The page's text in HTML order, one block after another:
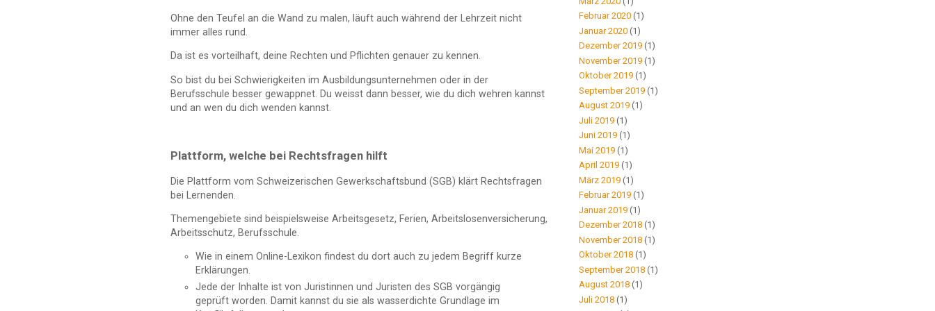
Ohne den Teufel an die Wand zu malen, läuft auch während der Lehrzeit nicht
immer alles rund.
Da ist es vorteilhaft, deine Rechten und Pflichten genauer zu kennen.
So bist du bei Schwierigkeiten im Ausbildungsunternehmen oder in der
Berufsschule besser gewappnet. Du weisst dann besser, wie du dich wehren kannst
und an wen du dich wenden kannst.
Plattform, welche bei Rechtsfragen hilft
Die Plattform vom Schweizerischen Gewerkschaftsbund (SGB) klärt Rechtsfragen
bei Lernenden.
Themengebiete sind beispielsweise Arbeitsgesetz, Ferien, Arbeitslosenversicherung,
Arbeitsschutz, Berufsschule.
Wie in einem Online-Lexikon findest du dort auch zu jedem Begriff kurze
Erklärungen.
Jede der Inhalte ist von Juristinnen und Juristen des SGB vorgängig
geprüft worden. Damit kannst du sie als wasserdichte Grundlage im
Februar 2020 (1)
Januar 2020 (1)
Dezember 2019 (1)
November 2019 (1)
Oktober 2019 (1)
September 2019 (1)
August 2019 (1)
Juli 2019 (1)
Juni 2019 (1)
Mai 2019 (1)
April 2019 (1)
März 2019 (1)
Februar 2019 (1)
Januar 2019 (1)
Dezember 2018 (1)
November 2018 (1)
Oktober 2018 (1)
September 2018 (1)
August 2018 (1)
Juli 2018 (1)